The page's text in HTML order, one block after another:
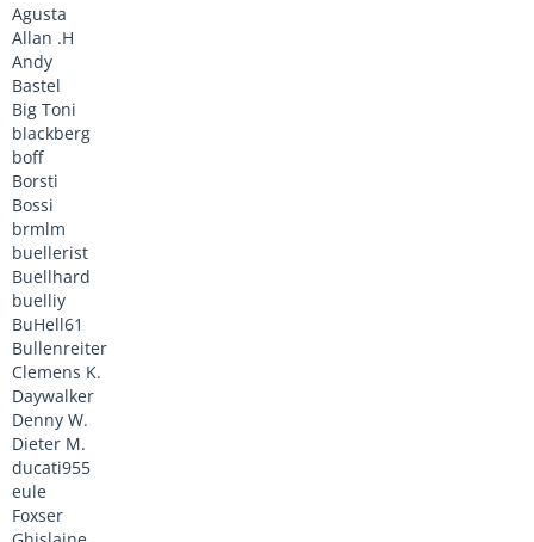
Agusta
Allan .H
Andy
Bastel
Big Toni
blackberg
boff
Borsti
Bossi
brmlm
buellerist
Buellhard
buelliy
BuHell61
Bullenreiter
Clemens K.
Daywalker
Denny W.
Dieter M.
ducati955
eule
Foxser